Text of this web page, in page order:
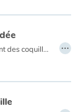
01 - Moko : Hills of the round earth
Ce jour-là, Moko et Meï-Li ramassent des coquillages entre les rochers des plages de sable blanc pour décorer les maisons du village. Moko demande à Meï-Li s’ils ne peuvent pas aller sur d’autres plages pour trouver de beaux coquillages. Meï-Li apprécie l’idée et va demander à un pêcheur qui accepte de les emmener sur sa jonque. Au détour d’un village, Moko voit une grande plaine immense comme un lac. Il est persuadé que c’est la grande vague qui est venue déverser son eau sur les champs pour que le riz pousse. C’est alors que Meï-li ramasse un magnifique coquillage, Moko pense que c’est la mer qui offre un présent. Moko et Meï-Li sont heureux d’avoir vu tous ces beaux paysages et de revenir avec un superbe cadeau. Ils se disent que la mer connaît sans doute un chemin sous la terre, afin d’y envoyer parfois ses vagues pour abreuver les cultures, les rivières et les champs.
22 - Moko : The inundated plain
…